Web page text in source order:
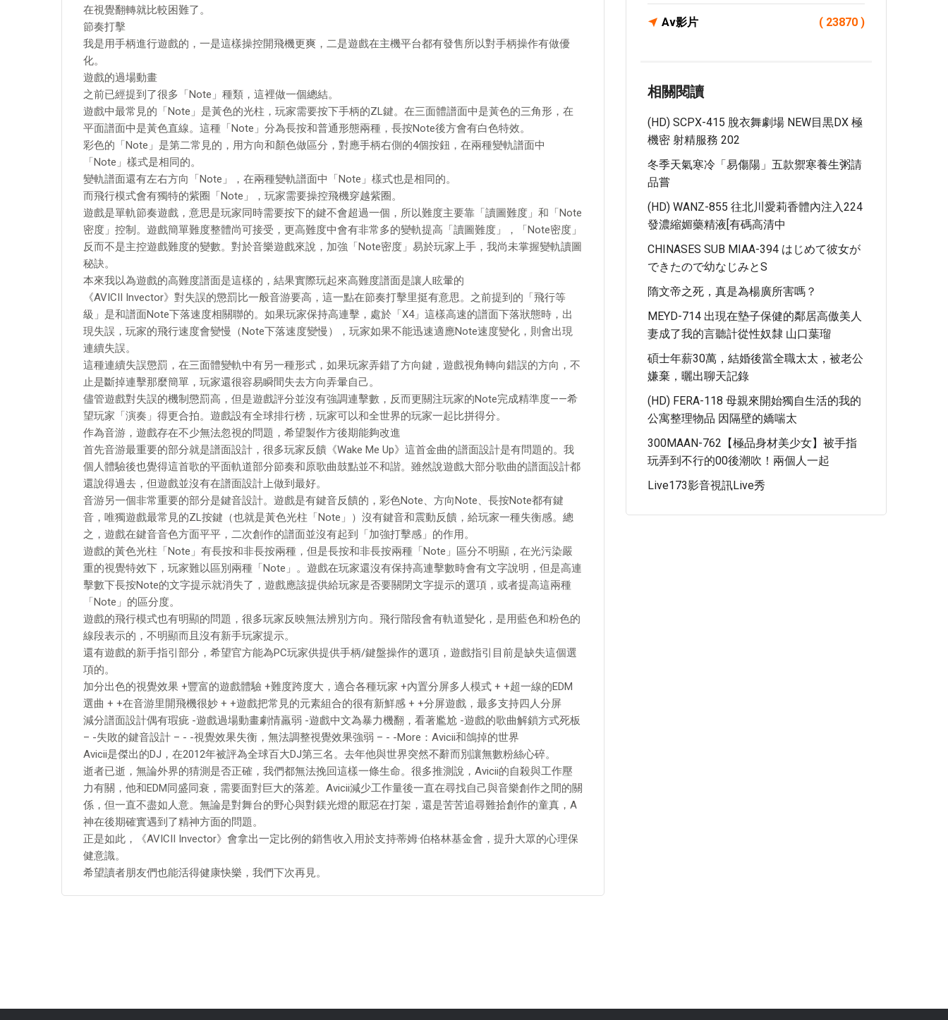
在視覺翻轉就比較困難了。
節奏打擊
我是用手柄進行遊戲的，一是這樣操控開飛機更爽，二是遊戲在主機平台都有發售所以對手柄操作有做優
化。
遊戲的過場動畫
之前已經提到了很多「Note」種類，這裡做一個總結。
遊戲中最常見的「Note」是黃色的光柱，玩家需要按下手柄的ZL鍵。在三面體譜面中是黃色的三角形，在
平面譜面中是黃色直線。這種「Note」分為長按和普通形態兩種，長按Note後方會有白色特效。
彩色的「Note」是第二常見的，用方向和顏色做區分，對應手柄右側的4個按鈕，在兩種變軌譜面中
「Note」樣式是相同的。
變軌譜面還有左右方向「Note」，在兩種變軌譜面中「Note」樣式也是相同的。
而飛行模式會有獨特的紫圈「Note」，玩家需要操控飛機穿越紫圈。
遊戲是單軌節奏遊戲，意思是玩家同時需要按下的鍵不會超過一個，所以難度主要靠「讀圖難度」和「Note
密度」控制。遊戲簡單難度整體尚可接受，更高難度中會有非常多的變軌提高「讀圖難度」，「Note密度」
反而不是主控遊戲難度的變數。對於音樂遊戲來說，加強「Note密度」易於玩家上手，我尚未掌握變軌讀圖
秘訣。
本來我以為遊戲的高難度譜面是這樣的，結果實際玩起來高難度譜面是讓人眩暈的
《AVICII Invector》對失誤的懲罰比一般音游要高，這一點在節奏打擊里挺有意思。之前提到的「飛行等
級」是和譜面Note下落速度相關聯的。如果玩家保持高連擊，處於「X4」這樣高速的譜面下落狀態時，出
現失誤，玩家的飛行速度會變慢（Note下落速度變慢），玩家如果不能迅速適應Note速度變化，則會出現
連續失誤。
這種連續失誤懲罰，在三面體變軌中有另一種形式，如果玩家弄錯了方向鍵，遊戲視角轉向錯誤的方向，不
止是斷掉連擊那麼簡單，玩家還很容易瞬間失去方向弄暈自己。
儘管遊戲對失誤的機制懲罰高，但是遊戲評分並沒有強調連擊數，反而更關注玩家的Note完成精準度——希
望玩家「演奏」得更合拍。遊戲設有全球排行榜，玩家可以和全世界的玩家一起比拼得分。
作為音游，遊戲存在不少無法忽視的問題，希望製作方後期能夠改進
首先音游最重要的部分就是譜面設計，很多玩家反饋《Wake Me Up》這首金曲的譜面設計是有問題的。我
個人體驗後也覺得這首歌的平面軌道部分節奏和原歌曲鼓點並不和諧。雖然說遊戲大部分歌曲的譜面設計都
還說得過去，但遊戲並沒有在譜面設計上做到最好。
音游另一個非常重要的部分是鍵音設計。遊戲是有鍵音反饋的，彩色Note、方向Note、長按Note都有鍵
音，唯獨遊戲最常見的ZL按鍵（也就是黃色光柱「Note」）沒有鍵音和震動反饋，給玩家一種失衡感。總
之，遊戲在鍵音音色方面平平，二次創作的譜面並沒有起到「加強打擊感」的作用。
遊戲的黃色光柱「Note」有長按和非長按兩種，但是長按和非長按兩種「Note」區分不明顯，在光污染嚴
重的視覺特效下，玩家難以區別兩種「Note」。遊戲在玩家還沒有保持高連擊數時會有文字說明，但是高連
擊數下長按Note的文字提示就消失了，遊戲應該提供給玩家是否要關閉文字提示的選項，或者提高這兩種
「Note」的區分度。
遊戲的飛行模式也有明顯的問題，很多玩家反映無法辨別方向。飛行階段會有軌道變化，是用藍色和粉色的
線段表示的，不明顯而且沒有新手玩家提示。
還有遊戲的新手指引部分，希望官方能為PC玩家供提供手柄/鍵盤操作的選項，遊戲指引目前是缺失這個選
項的。
加分出色的視覺效果 +豐富的遊戲體驗 +難度跨度大，適合各種玩家 +內置分屏多人模式 + +超一線的EDM
選曲 + +在音游里開飛機很妙 + +遊戲把常見的元素組合的很有新鮮感 + +分屏遊戲，最多支持四人分屏
減分譜面設計偶有瑕疵 -遊戲過場動畫劇情羸弱 -遊戲中文為暴力機翻，看著尷尬 -遊戲的歌曲解鎖方式死板
– -失敗的鍵音設計 – - -視覺效果失衡，無法調整視覺效果強弱 – - -More：Avicii和鴿掉的世界
Avicii是傑出的DJ，在2012年被評為全球百大DJ第三名。去年他與世界突然不辭而別讓無數粉絲心碎。
逝者已逝，無論外界的猜測是否正確，我們都無法挽回這樣一條生命。很多推測說，Avicii的自殺與工作壓
力有關，他和EDM同盛同衰，需要面對巨大的落差。Avicii減少工作量後一直在尋找自己與音樂創作之間的關
係，但一直不盡如人意。無論是對舞台的野心與對鎂光燈的厭惡在打架，還是苦苦追尋難拾創作的童真，A
神在後期確實遇到了精神方面的問題。
正是如此，《AVICII Invector》會拿出一定比例的銷售收入用於支持蒂姆·伯格林基金會，提升大眾的心理保
健意識。
希望讀者朋友們也能活得健康快樂，我們下次再見。
Av影片 ( 23870 )
相關閱讀
(HD) SCPX-415 脫衣舞劇場 NEW目黒DX 極
機密 射精服務 202
冬季天氣寒冷「易傷陽」五款禦寒養生粥請
品嘗
(HD) WANZ-855 往北川愛莉香體內注入224
發濃縮媚藥精液[有碼高清中
CHINASES SUB MIAA-394 はじめて彼女が
できたので幼なじみとS
隋文帝之死，真是為楊廣所害嗎？
MEYD-714 出現在墊子保健的鄰居高傲美人
妻成了我的言聽計從性奴隸 山口葉瑠
碩士年薪30萬，結婚後當全職太太，被老公
嫌棄，曬出聊天記錄
(HD) FERA-118 母親來開始獨自生活的我的
公寓整理物品 因隔壁的嬌喘太
300MAAN-762【極品身材美少女】被手指
玩弄到不行的00後潮吹！兩個人一起
Live173影音視訊live秀